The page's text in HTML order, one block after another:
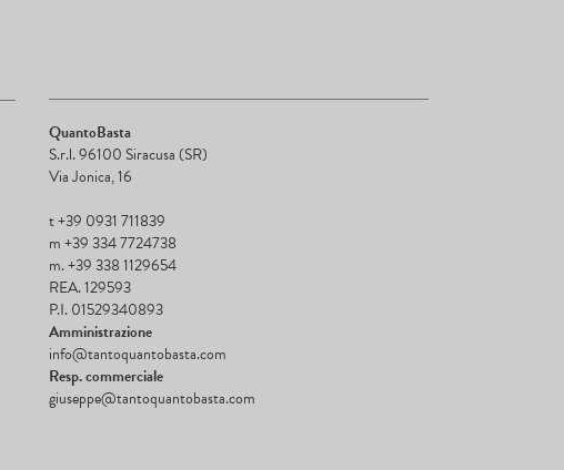
QuantoBasta
S.r.l. 96100 Siracusa (SR)
Via Jonica, 16
t +39 0931 711839
m +39 334 7724738
m. +39 338 1129654
REA. 129593
P.I. 01529340893
Amministrazione
info@tantoquantobasta.com
Resp. commerciale
giuseppe@tantoquantobasta.com